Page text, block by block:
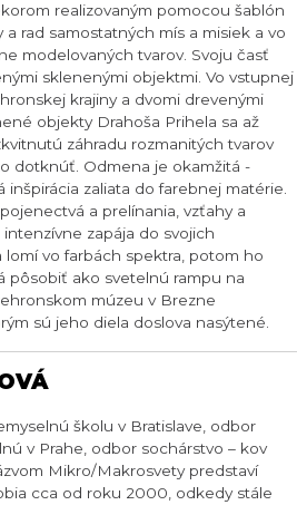
realizovaným pomocou šablón
rad samostatných mís a misiek a vo
modelovaných tvarov. Svoju časť
sklenenými objektmi. Vo vstupnej
krajiny a dvomi drevenými
objekty Drahoša Prihela sa až
záhradu rozmanitých tvarov
dotknúť. Odmena je okamžitá -
zaliata do farebnej matérie.
a prelínania, vzťahy a
zapája do svojich
lomí vo farbách spektra, potom ho
pôsobiť ako svetelnú rampu na
múzeu v Brezne
sú jeho diela doslova nasýtené.
školu v Bratislave, odbor
v Prahe, odbor sochárstvo – kov
Mikro/Makrosvety predstaví
cca od roku 2000, odkedy stále